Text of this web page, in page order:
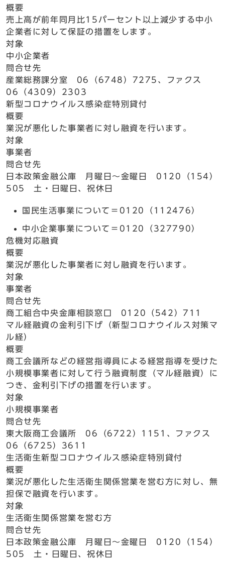
概要
売上高が前年同月比15パーセント以上減少する中小
企業者に対して保証の措置をします。
対象
中小企業者
問合せ先
産業総務課分室 06（6748）7275、ファクス
06（4309）2303
新型コロナウイルス感染症特別貸付
概要
業況が悪化した事業者に対し融資を行います。
対象
事業者
問合せ先
日本政策金融公庫 月曜日～金曜日 0120（154）
505 土・日曜日、祝休日
国民生活事業について＝0120（112476）
中小企業事業について＝0120（327790）
危機対応融資
概要
業況が悪化した事業者に対し融資を行います。
対象
事業者
問合せ先
商工組合中央金庫相談窓口 0120（542）711
マル経融資の金利引下げ（新型コロナウイルス対策マ
ル経）
概要
商工会議所などの経営指導員による経営指導を受けた
小規模事業者に対して行う融資制度（マル経融資）に
つき、金利引下げの措置を行います。
対象
小規模事業者
問合せ先
東大阪商工会議所 06（6722）1151、ファクス
06（6725）3611
生活衛生新型コロナウイルス感染症特別貸付
概要
業況が悪化した生活衛生関係営業を営む方に対し、無
担保で融資を行います。
対象
生活衛生関係営業を営む方
問合せ先
日本政策金融公庫 月曜日～金曜日 0120（154）
505 土・日曜日、祝休日